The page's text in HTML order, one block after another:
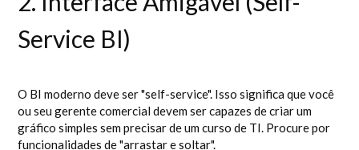
Service BI)
O BI moderno deve ser "self-service". Isso significa que você
ou seu gerente comercial devem ser capazes de criar um
gráfico simples sem precisar de um curso de TI. Procure por
funcionalidades de "arrastar e soltar".